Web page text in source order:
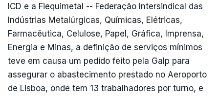
ICD e a Fiequimetal -- Federação Intersindical das
Indústrias Metalúrgicas, Químicas, Elétricas,
Farmacêutica, Celulose, Papel, Gráfica, Imprensa,
Energia e Minas, a definição de serviços mínimos
teve em causa um pedido feito pela Galp para
assegurar o abastecimento prestado no Aeroporto
de Lisboa, onde tem 13 trabalhadores por turno, e